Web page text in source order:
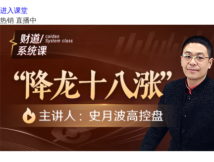
进入课堂
热销 直播中